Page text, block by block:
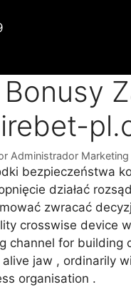
Administrador Marketing
bezpieczeństwa
działać
zwracać
crosswise device
channel for building
alive jaw , ordinarily
organisation .